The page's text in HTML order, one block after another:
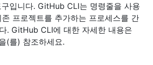
입니다. GitHub CLI는 명령줄을 사용
프로젝트를 추가하는 프로세스를 간
. GitHub CLI에 대한 자세한 내용은
(를) 참조하세요.